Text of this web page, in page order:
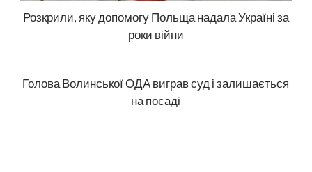
Розкрили, яку допомогу Польща надала Україні за
роки війни
Голова Волинської ОДА виграв суд і залишається
на посаді